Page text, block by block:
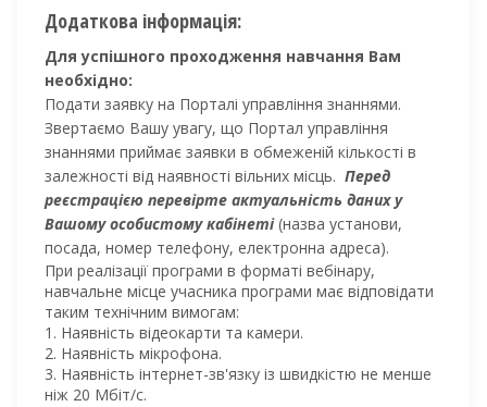
Додаткова інформація:
Для успішного проходження навчання Вам
необхідно:
Подати заявку на Порталі управління знаннями.
Звертаємо Вашу увагу, що Портал управління
знаннями приймає заявки в обмеженій кількості в
залежності від наявності вільних місць. Перед
реєстрацією перевірте актуальність даних у
Вашому особистому кабінеті(назва установи,
посада, номер телефону, електронна адреса).
При реалізації програми в форматі вебінару,
навчальне місце учасника програми має відповідати
таким технічним вимогам:
1. Наявність відеокарти та камери.
2. Наявність мікрофона.
3. Наявність інтернет-зв'язку із швидкістю не менше
ніж 20 Мбіт/с.